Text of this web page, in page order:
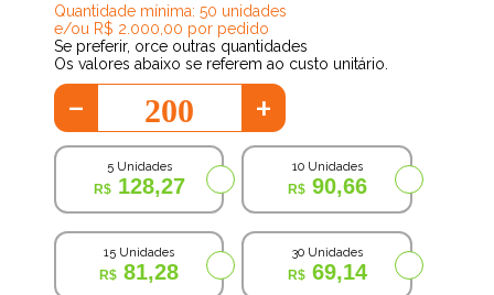
Quantidade mínima: 50 unidades
e/ou R$ 2.000,00 por pedido
Se preferir, orce outras quantidades
Os valores abaixo se referem ao custo unitário.
- +
5 Unidades
128,27
10 Unidades
90,66
15 Unidades
81,28
30 Unidades
69,14